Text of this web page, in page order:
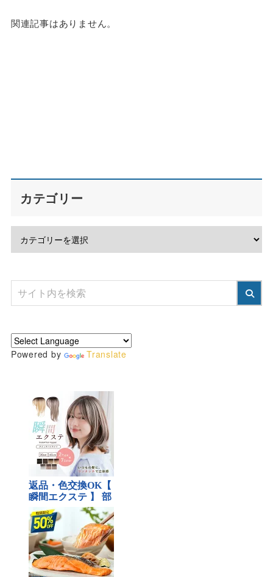
関連記事はありません。
カテゴリー
Powered by Translate